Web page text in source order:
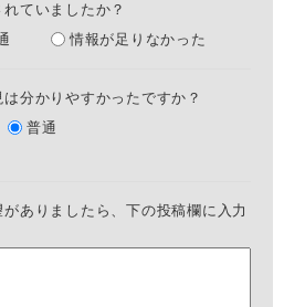
ていましたか？
情報が足りなかった
分かりやすかったですか？
普通
ありましたら、下の投稿欄に入力